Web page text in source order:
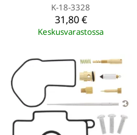
K-18-3328
31,80 €
Keskusvarastossa